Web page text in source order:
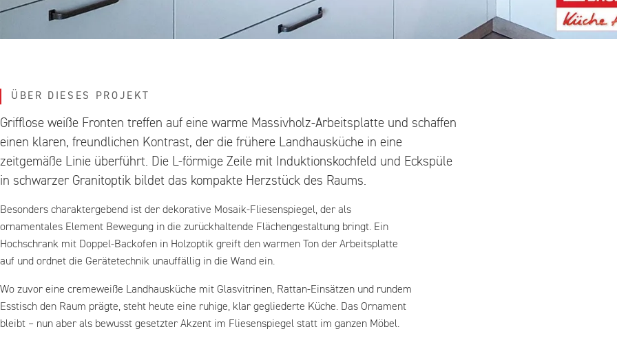
ÜBER DIESES PROJEKT
Grifflose weiße Fronten treffen auf eine warme Massivholz-Arbeitsplatte und schaffen
einen klaren, freundlichen Kontrast, der die frühere Landhausküche in eine
zeitgemäße Linie überführt. Die L-förmige Zeile mit Induktionskochfeld und Eckspüle
in schwarzer Granitoptik bildet das kompakte Herzstück des Raums.
Besonders charaktergebend ist der dekorative Mosaik-Fliesenspiegel, der als
ornamentales Element Bewegung in die zurückhaltende Flächengestaltung bringt. Ein
Hochschrank mit Doppel-Backofen in Holzoptik greift den warmen Ton der Arbeitsplatte
auf und ordnet die Gerätetechnik unauffällig in die Wand ein.
Wo zuvor eine cremeweiße Landhausküche mit Glasvitrinen, Rattan-Einsätzen und rundem
Esstisch den Raum prägte, steht heute eine ruhige, klar gegliederte Küche. Das Ornament
bleibt – nun aber als bewusst gesetzter Akzent im Fliesenspiegel statt im ganzen Möbel.